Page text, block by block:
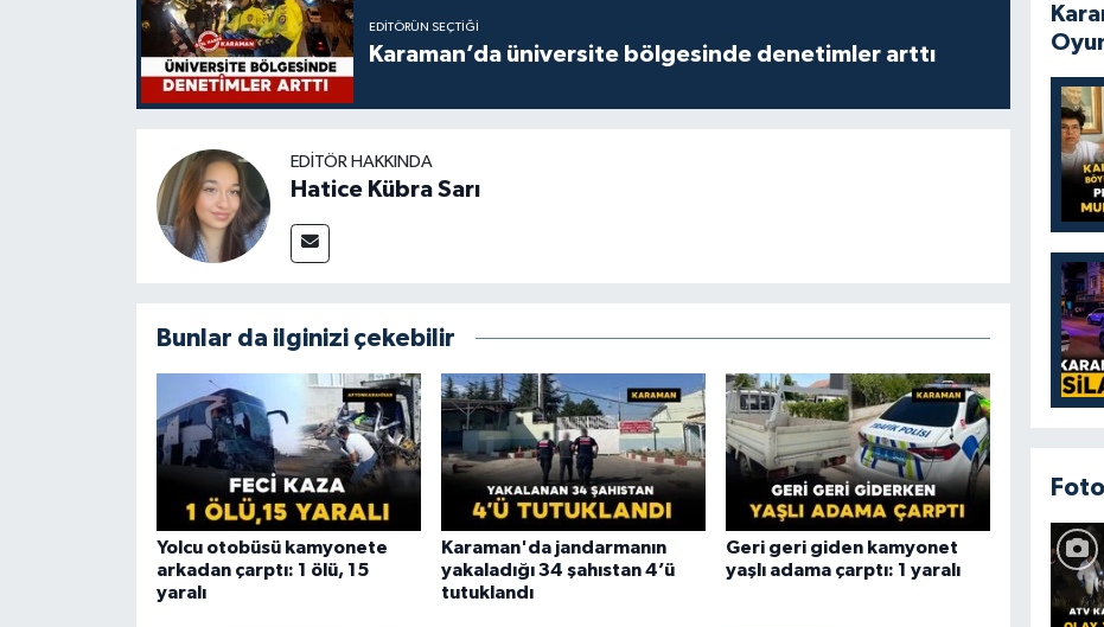
EDITÖRÜN SEÇTIĞI
Karaman’da üniversite bölgesinde denetimler arttı
EDITÖR HAKKINDA
Hatice Kübra Sarı
Bunlar da ilginizi çekebilir
Yolcu otobüsü kamyonete
arkadan çarptı: 1 ölü, 15
yaralı
Karaman'da jandarmanın
yakaladığı 34 şahıstan 4’ü
tutuklandı
Geri geri giden kamyonet
yaşlı adama çarptı: 1 yaralı